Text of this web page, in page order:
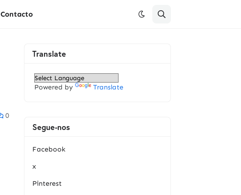
Contacto
0
Translate
Powered by Translate
Segue-nos
Facebook
x
Pinterest